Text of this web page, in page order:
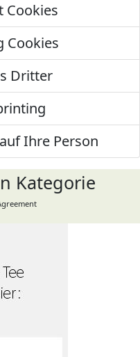
Cookies
Cookies
Dritter
Ihre Person
Kategorie